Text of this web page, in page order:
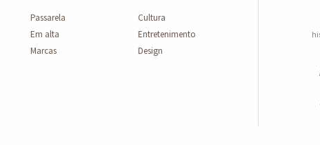
Passarela
Em alta
Marcas
Cultura
Entretenimento
Design